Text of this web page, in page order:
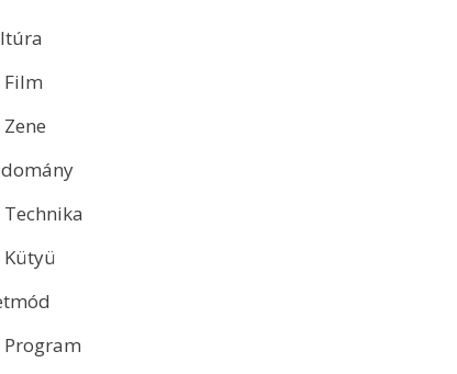
Film
Zene
Technika
Kütyü
Program